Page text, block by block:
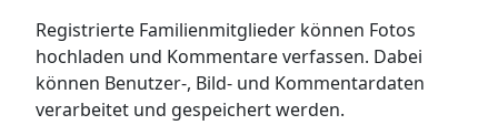
Registrierte Familienmitglieder können Fotos
hochladen und Kommentare verfassen. Dabei
können Benutzer-, Bild- und Kommentardaten
verarbeitet und gespeichert werden.